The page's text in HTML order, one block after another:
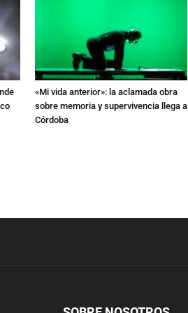
«Mi vida anterior»: la aclamada obra
sobre memoria y supervivencia llega a
Córdoba